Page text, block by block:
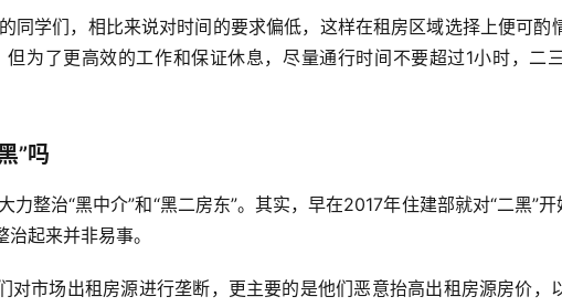
同学们，相比来说对时间的要求偏低，这样在租房区域选择上便可酌
为了更高效的工作和保证休息，尽量通行时间不要超过1小时，二
”吗
力整治“黑中介”和“黑二房东”。其实，早在2017年住建部就对“二黑”
起来并非易事。
对市场出租房源进行垄断，更主要的是他们恶意抬高出租房源房价，